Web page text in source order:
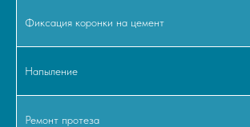
Фиксация коронки на цемент
Напыление
Ремонт протеза